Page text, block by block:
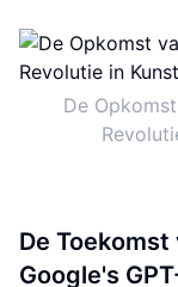
De
De
Google's